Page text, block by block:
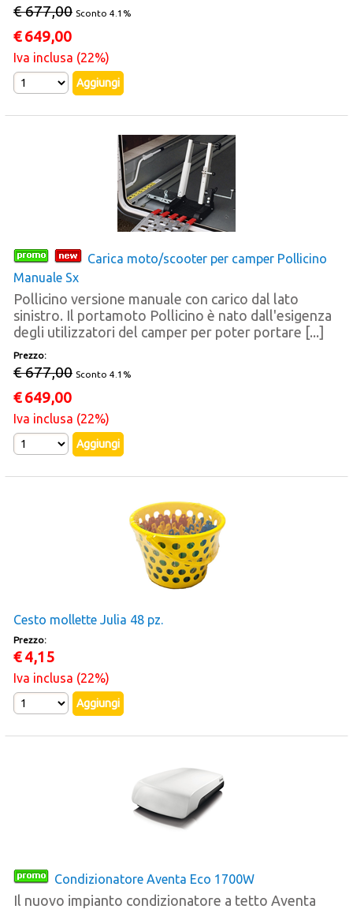
€ 677,00 Sconto 4.1%
€649,00
Iva inclusa (22%)
Carica moto/scooter per camper Pollicino
Manuale Sx
Pollicino versione manuale con carico dal lato
sinistro. Il portamoto Pollicino è nato dall'esigenza
degli utilizzatori del camper per poter portare [...]
Prezzo:
€ 677,00 Sconto 4.1%
€649,00
Iva inclusa (22%)
Cesto mollette Julia 48 pz.
Prezzo:
€4,15
Iva inclusa (22%)
Condizionatore Aventa Eco 1700W
Il nuovo impianto condizionatore a tetto Aventa